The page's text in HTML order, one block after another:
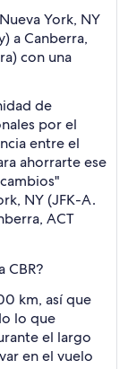
York, NY
a Canberra,
con una
de
por el
entre el
ahorrarte ese
NY (JFK-A.
ACT
CBR?
km, así que
lo que
el largo
en el vuelo